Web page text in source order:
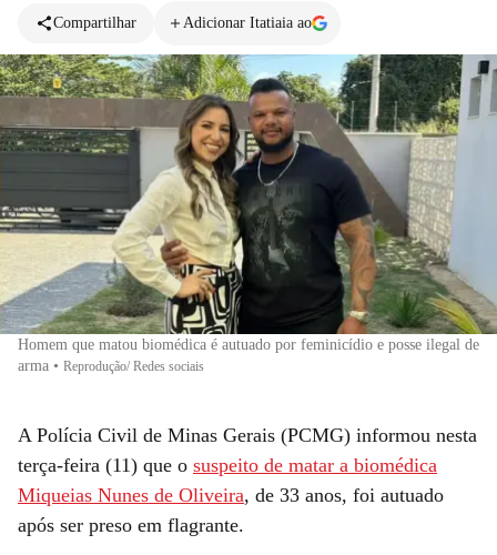
Compartilhar
Adicionar Itatiaia ao
Homem que matou biomédica é autuado por feminicídio e posse ilegal de
arma • Reprodução/ Redes sociais
A Polícia Civil de Minas Gerais (PCMG) informou nesta
terça-feira (11) que o suspeito de matar a biomédica
Miqueias Nunes de Oliveira, de 33 anos, foi autuado
após ser preso em flagrante.